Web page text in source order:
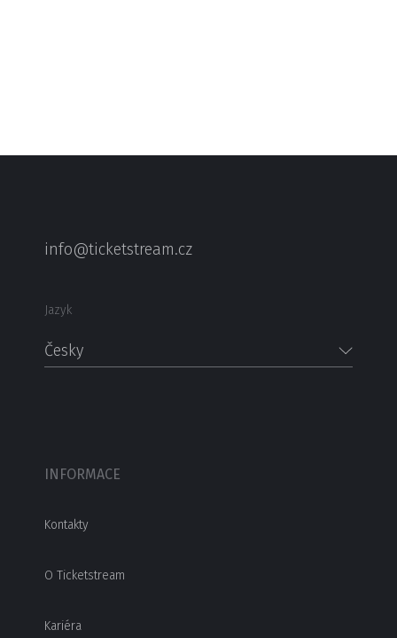
info@ticketstream.cz
Jazyk
Česky
INFORMACE
Kontakty
O Ticketstream
Kariéra